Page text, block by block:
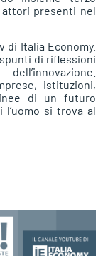
presenti nel
di Italia Economy.
di riflessioni
istituzioni,
di un futuro
si trova al